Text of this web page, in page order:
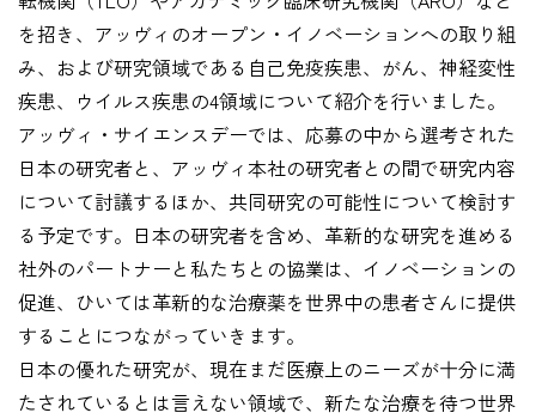
を招き、アッヴィのオープン・イノベーションへの取り組
み、および研究領域である自己免疫疾患、がん、神経変性
疾患、ウイルス疾患の4領域について紹介を行いました。
アッヴィ・サイエンスデーでは、応募の中から選考された
日本の研究者と、アッヴィ本社の研究者との間で研究内容
について討議するほか、共同研究の可能性について検討す
る予定です。日本の研究者を含め、革新的な研究を進める
社外のパートナーと私たちとの協業は、イノベーションの
促進、ひいては革新的な治療薬を世界中の患者さんに提供
することにつながっていきます。
日本の優れた研究が、現在まだ医療上のニーズが十分に満
たされているとは言えない領域で、新たな治療を待つ世界